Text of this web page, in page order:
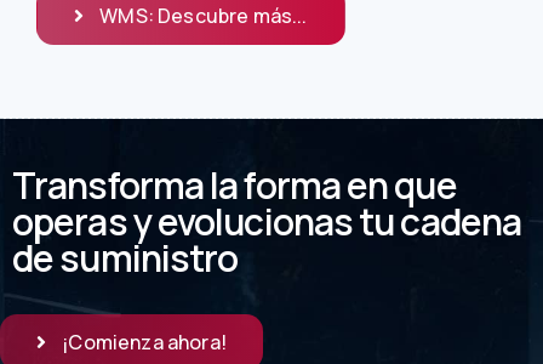
WMS: Descubre más...
Transforma la forma en que
operas y evolucionas tu cadena
de suministro
¡Comienza ahora!